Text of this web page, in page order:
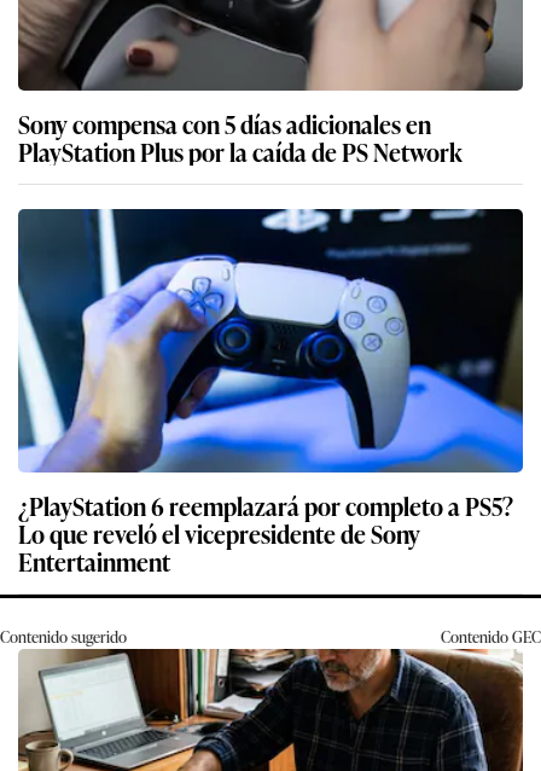
Sony compensa con 5 días adicionales en
PlayStation Plus por la caída de PS Network
¿PlayStation 6 reemplazará por completo a PS5?
Lo que reveló el vicepresidente de Sony
Entertainment
Contenido sugerido ContenidoGEC